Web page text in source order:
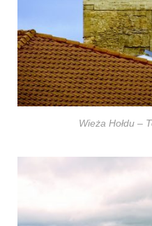
Wieża Hołdu –